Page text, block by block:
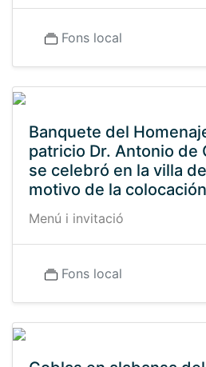
Fons local
Banquete del
patricio Dr. Antonio de
se celebró en la villa
motivo de la
Menú i invitació
Fons local